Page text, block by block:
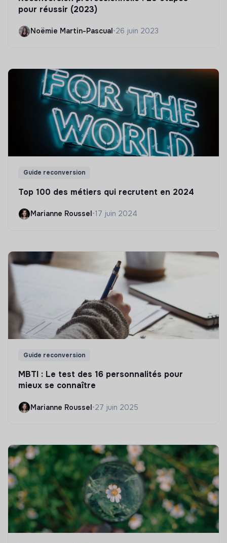
pour réussir (2023)
Noëmie Martin-Pascual •26 juin 2023
Guide reconversion
Top 100 des métiers qui recrutent en 2024
Marianne Roussel•17 juin 2024
Guide reconversion
MBTI : Le test des 16 personnalités pour
mieux se connaître
Marianne Roussel•27 juin 2025